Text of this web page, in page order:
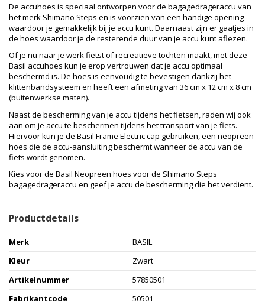
De accuhoes is speciaal ontworpen voor de bagagedrageraccu van
het merk Shimano Steps en is voorzien van een handige opening
waardoor je gemakkelijk bij je accu kunt. Daarnaast zijn er gaatjes in
de hoes waardoor je de resterende duur van je accu kunt aflezen.
Of je nu naar je werk fietst of recreatieve tochten maakt, met deze
Basil accuhoes kun je erop vertrouwen dat je accu optimaal
beschermd is. De hoes is eenvoudig te bevestigen dankzij het
klittenbandsysteem en heeft een afmeting van 36 cm x 12 cm x 8 cm
(buitenwerkse maten).
Naast de bescherming van je accu tijdens het fietsen, raden wij ook
aan om je accu te beschermen tijdens het transport van je fiets.
Hiervoor kun je de Basil Frame Electric cap gebruiken, een neopreen
hoes die de accu-aansluiting beschermt wanneer de accu van de
fiets wordt genomen.
Kies voor de Basil Neopreen hoes voor de Shimano Steps
bagagedrageraccu en geef je accu de bescherming die het verdient.
Productdetails
Merk
BASIL
Kleur
Zwart
Artikelnummer
57850501
Fabrikantcode
50501